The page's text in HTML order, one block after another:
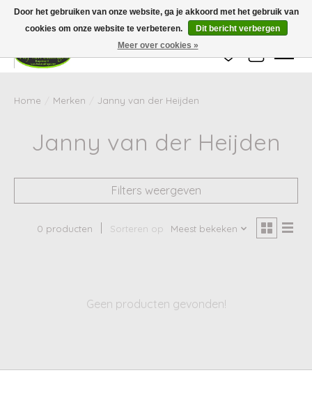
Wij zijn gesloten van 24 december tot en met 25 januari. Houd er rekening mee
dat de levertijd van uw bestelling in deze periode langer kan zijn dan
gebruikelijk.
Verlanglijst
Home Merken Janny van der Heijden
Janny van der Heijden
Filters weergeven
0 producten Sorteren op Meest bekeken
Geen producten gevonden!
Door het gebruiken van onze website, ga je akkoord met het gebruik van
cookies om onze website te verbeteren.
Dit bericht verbergen
Meer over cookies »